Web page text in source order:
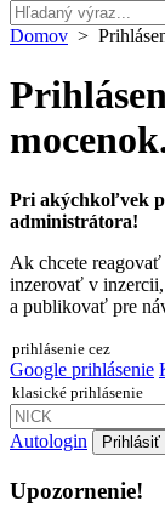
Domov >
Pri akýchkoľvek
administrátora!
Ak chcete
inzerovať v
a publikovať pre
prihlásenie cez
Google prihlásenie
klasické prihlásenie
Autologin Prihlásiť
Upozornenie!